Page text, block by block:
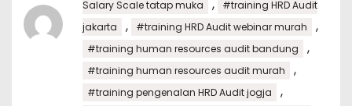
Salary Scale tatap muka
,
#training HRD Audit
jakarta
, #training HRD Audit webinar murah ,
#training human resources audit bandung ,
#training human resources audit murah ,
#training pengenalan HRD Audit jogja ,